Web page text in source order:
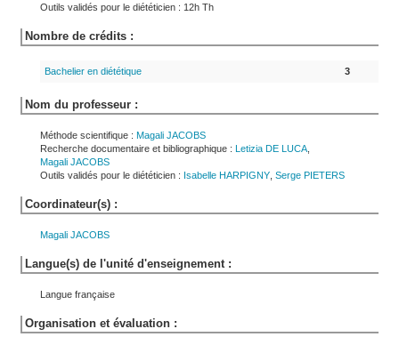
Outils validés pour le diététicien : 12h Th
Nombre de crédits :
Bachelier en diététique 3
Nom du professeur :
Méthode scientifique : Magali JACOBS
Recherche documentaire et bibliographique : Letizia DE LUCA
Magali JACOBS
Outils validés pour le diététicien : Isabelle HARPIGNY Serge PIETERS
Coordinateur(s) :
Magali JACOBS
Langue(s) de l'unité d'enseignement :
Langue française
Organisation et évaluation :